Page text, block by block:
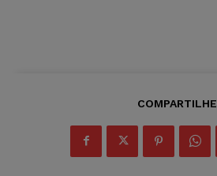
COMPARTILHE